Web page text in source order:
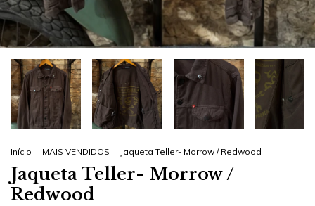
Início . MAIS VENDIDOS . Jaqueta Teller- Morrow / Redwood
Jaqueta Teller- Morrow /
Redwood